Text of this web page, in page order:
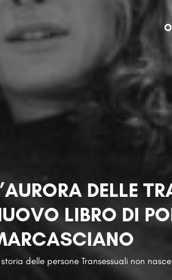
DELLE
LIBRO DI